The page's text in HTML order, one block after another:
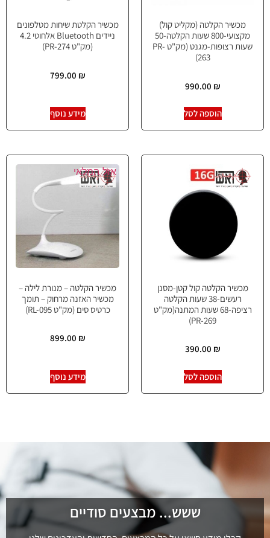
מכשיר הקלטה (מקליט קול)
מקצועי-800 שעות הקלטה-50
שעות רצופות-מגנט (מק"ט PR-
263)
990.00 ₪
הוספה לסל
מכשיר הקלטת שיחות מטלפונים
ניידים Bluetooth אלחוטי 4.2
(מק"ט PR-274)
799.00 ₪
מידע נוסף
מכשיר הקלטה קול קטן-מסנן
רעשים-38 שעות הקלטה
רציפה-68 שעות המתנה(מק"ט
PR-269)
390.00 ₪
הוספה לסל
אזל המלאי
מכשיר הקלטה – מנורת לילה –
מכשיר האזנה מרחוק – תומך
כרטיס סים (מק"ט RL-095)
899.00 ₪
מידע נוסף
ששש... מבצעים סודיים